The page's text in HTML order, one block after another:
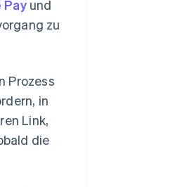
Payund
zu
Prozess
in
Link,
die